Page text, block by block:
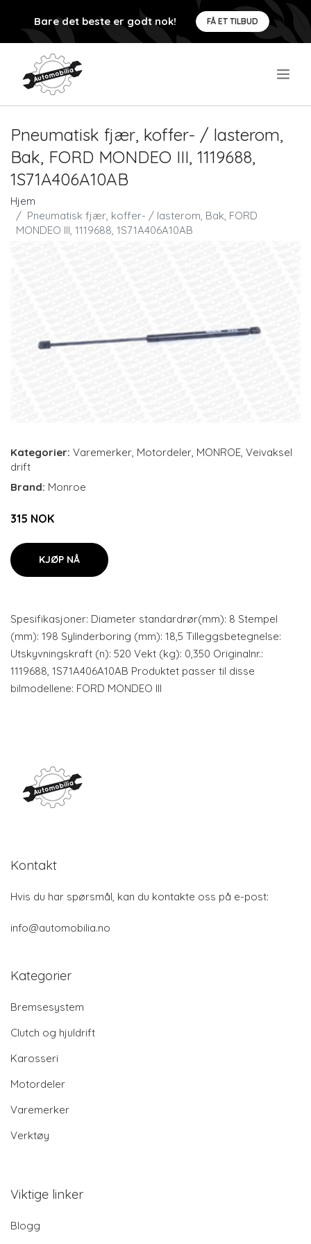
Bare det beste er godt nok! FÅ ET TILBUD
Pneumatisk fjær, koffer- / lasterom,
Bak, FORD MONDEO III, 1119688,
1S71A406A10AB
Hjem
Pneumatisk fjær, koffer- / lasterom, Bak, FORD
MONDEO III, 1119688, 1S71A406A10AB
Kategorier: Varemerker, Motordeler, MONROE, Veivaksel
drift
Brand: Monroe
315 NOK
KJØP NÅ
Spesifikasjoner: Diameter standardrør(mm): 8 Stempel
(mm): 198 Sylinderboring (mm): 18,5 Tilleggsbetegnelse:
Utskyvningskraft (n): 520 Vekt (kg): 0,350 Originalnr.:
1119688, 1S71A406A10AB Produktet passer til disse
bilmodellene: FORD MONDEO III
Kontakt
Hvis du har spørsmål, kan du kontakte oss på e-post:
info@automobilia.no
Kategorier
Bremsesystem
Clutch og hjuldrift
Karosseri
Motordeler
Varemerker
Verktøy
Viktige linker
Blogg